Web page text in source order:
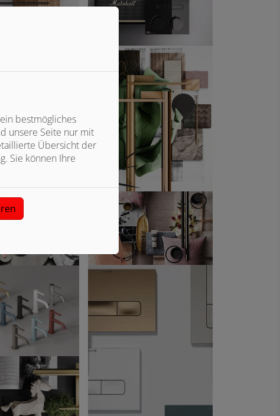
bestmögliches
unsere Seite nur mit
Übersicht der
Sie können Ihre